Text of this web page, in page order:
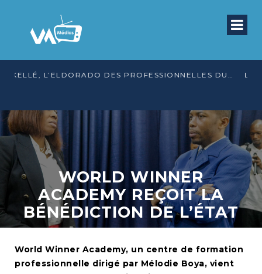
KELLÉ, L’ELDORADO DES PROFESSIONNELLES DU SEXE
WORLD WINNER
ACADEMY REÇOIT LA
BÉNÉDICTION DE L’ÉTAT
World Winner Academy, un centre de formation
professionnelle dirigé par Mélodie Boya, vient